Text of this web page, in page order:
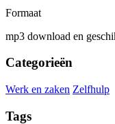
Formaat
mp3 download en
Categorieën
Werk en zaken Zelfhulp
Tags